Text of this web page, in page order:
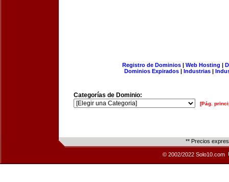
Registro de Dominios| Web Hosting |
Dominios Expirados | Industrias |
Categorías de Dominio:
[Pág.
** Precios
© 2002/2022 Solo10.com